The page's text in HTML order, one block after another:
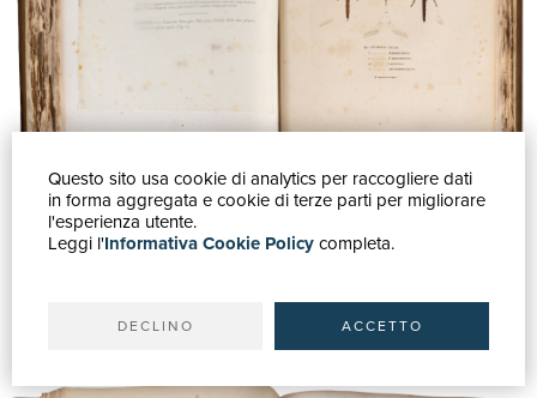
Questo sito usa cookie di analytics per raccogliere dati
in forma aggregata e cookie di terze parti per migliorare
l'esperienza utente.
Leggi l'Informativa Cookie Policycompleta.
DECLINO ACCETTO
Lotto 45 | Insectes recueillis en Afrique et en Amerique